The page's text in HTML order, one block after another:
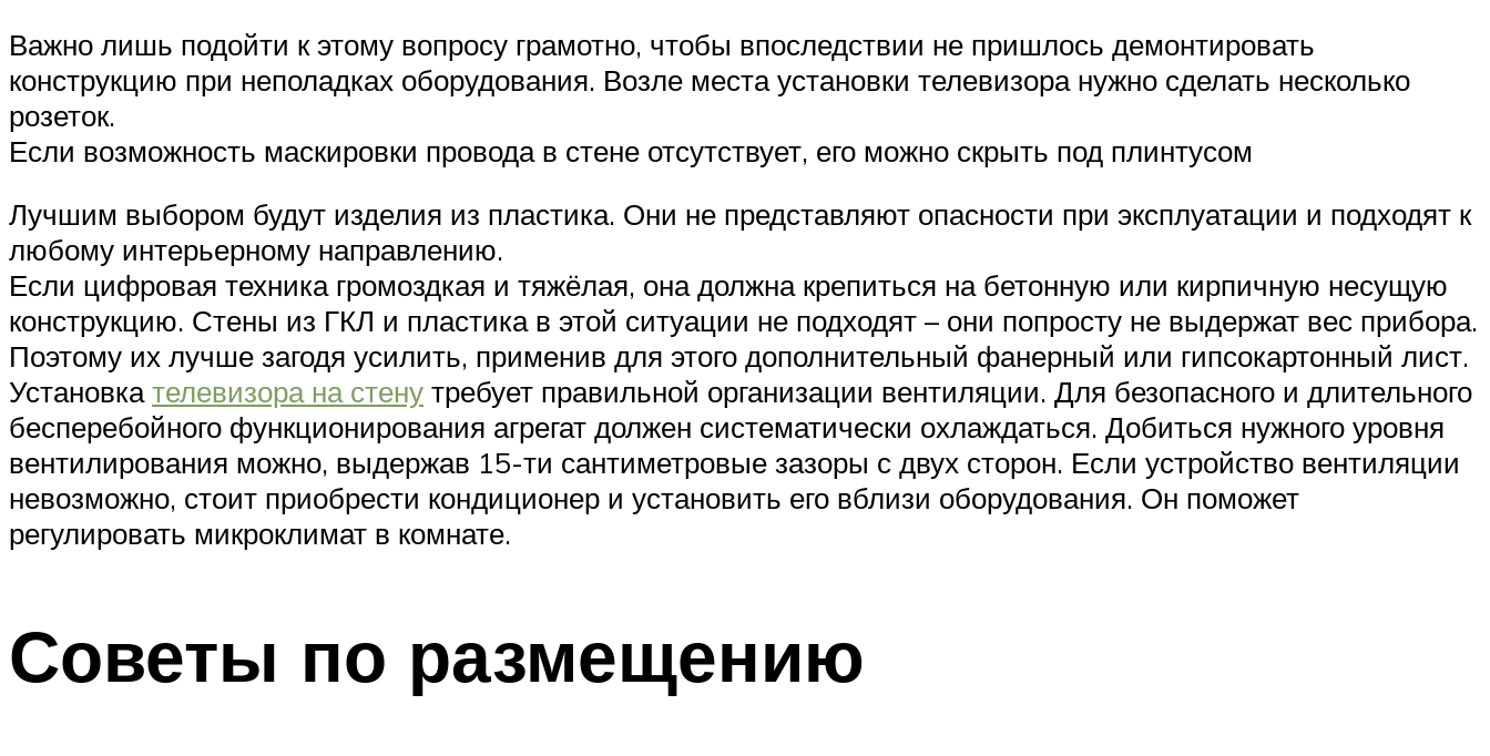
Важно лишь подойти к этому вопросу грамотно, чтобы впоследствии не пришлось демонтировать
конструкцию при неполадках оборудования. Возле места установки телевизора нужно сделать несколько
розеток.
Если возможность маскировки провода в стене отсутствует, его можно скрыть под плинтусом
Лучшим выбором будут изделия из пластика. Они не представляют опасности при эксплуатации и подходят к
любому интерьерному направлению.
Если цифровая техника громоздкая и тяжёлая, она должна крепиться на бетонную или кирпичную несущую
конструкцию. Стены из ГКЛ и пластика в этой ситуации не подходят – они попросту не выдержат вес прибора.
Поэтому их лучше загодя усилить, применив для этого дополнительный фанерный или гипсокартонный лист.
Установкателевизора на стену требует правильной организации вентиляции. Для безопасного и длительного
бесперебойного функционирования агрегат должен систематически охлаждаться. Добиться нужного уровня
вентилирования можно, выдержав 15-ти сантиметровые зазоры с двух сторон. Если устройство вентиляции
невозможно, стоит приобрести кондиционер и установить его вблизи оборудования. Он поможет
регулировать микроклимат в комнате.
Советы по размещению